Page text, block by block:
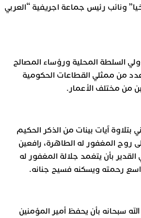
ونائب رئيس جماعة اجريفية “العربي
السلطة المحلية ورؤساء المصالح
من ممثلي القطاعات الحكومية
من مختلف الأعمار.
بتلاوة آيات بينات من الذكر الحكيم
روح المغفور له الطاهرة، رافعين
القدير بأن يتغمد جلالة المغفور له
رحمته ويسكنه فسيح جنانه.
سبحانه بأن يحفظ أمير المؤمنين